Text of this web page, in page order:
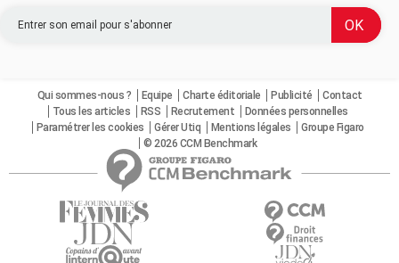
Qui sommes-nous ? Equipe Charte éditoriale Publicité
Contact
Tous les articles
RSS Recrutement
Données personnelles
Paramétrer les cookies
Gérer Utiq Mentions légales
Groupe Figaro
© 2026 CCM Benchmark